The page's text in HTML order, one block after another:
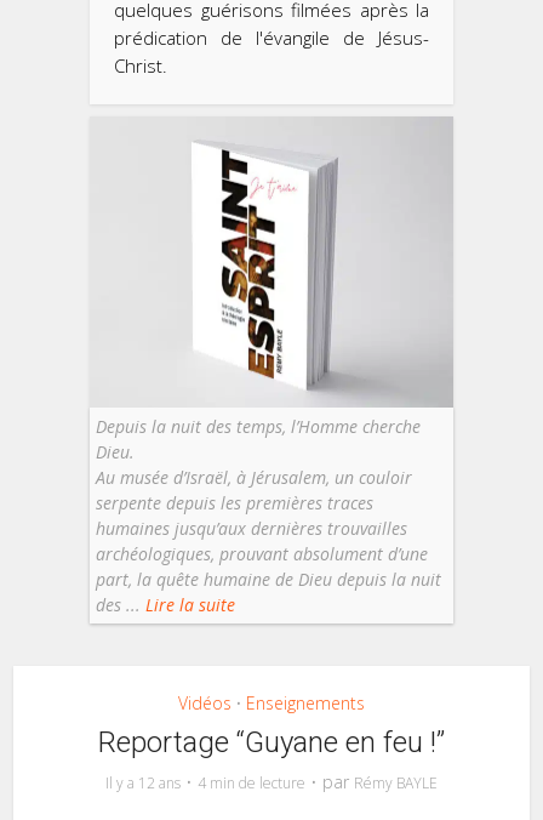
quelques guérisons filmées après la
prédication de l'évangile de Jésus-
Christ.
Depuis la nuit des temps, l’Homme cherche
Dieu.
Au musée d’Israël, à Jérusalem, un couloir
serpente depuis les premières traces
humaines jusqu’aux dernières trouvailles
archéologiques, prouvant absolument d’une
part, la quête humaine de Dieu depuis la nuit
des ... Lire la suite
Vidéos • Enseignements
Reportage “Guyane en feu !”
Il y a 12 ans 4 min de lecture par Rémy BAYLE